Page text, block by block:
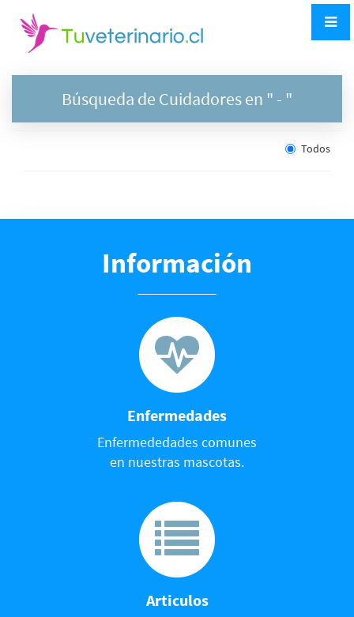
Búsqueda de Cuidadores en " - "
Todos
Información
Enfermedades
Enfermededades comunes
en nuestras mascotas.
Articulos